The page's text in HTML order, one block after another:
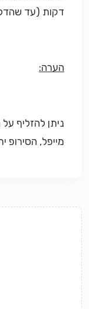
דקות (עד
הערה:
ניתן להזליף
מייפל, הסירופ